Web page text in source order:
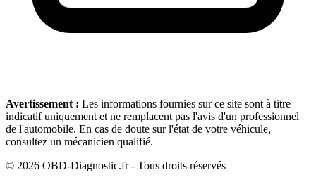
Avertissement : Les informations fournies sur ce site sont à titre
indicatif uniquement et ne remplacent pas l'avis d'un professionnel
de l'automobile. En cas de doute sur l'état de votre véhicule,
consultez un mécanicien qualifié.
© 2026 OBD-Diagnostic.fr - Tous droits réservés